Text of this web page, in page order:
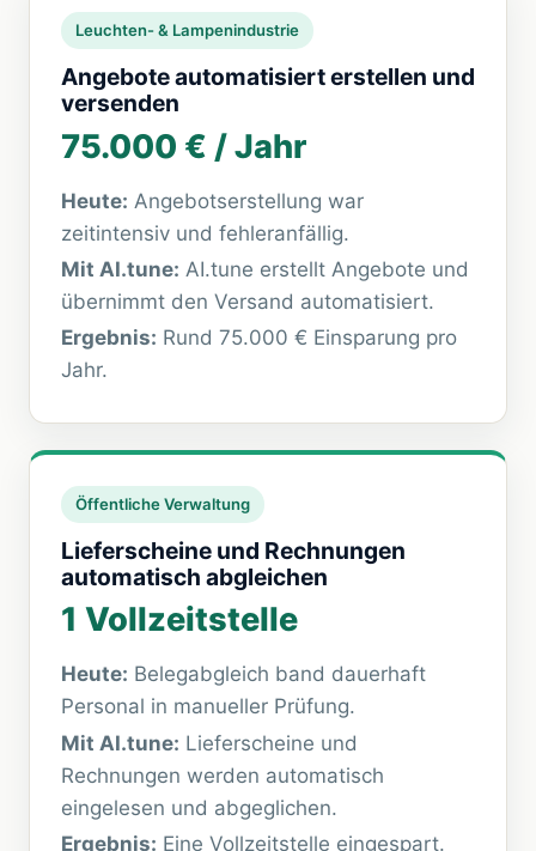
Leuchten- & Lampenindustrie
Angebote automatisiert erstellen und
versenden
75.000 € / Jahr
Heute: Angebotserstellung war
zeitintensiv und fehleranfällig.
Mit AI.tune: AI.tune erstellt Angebote und
übernimmt den Versand automatisiert.
Ergebnis: Rund 75.000 € Einsparung pro
Jahr.
Öffentliche Verwaltung
Lieferscheine und Rechnungen
automatisch abgleichen
1 Vollzeitstelle
Heute: Belegabgleich band dauerhaft
Personal in manueller Prüfung.
Mit AI.tune: Lieferscheine und
Rechnungen werden automatisch
eingelesen und abgeglichen.
Ergebnis: Eine Vollzeitstelle eingespart.